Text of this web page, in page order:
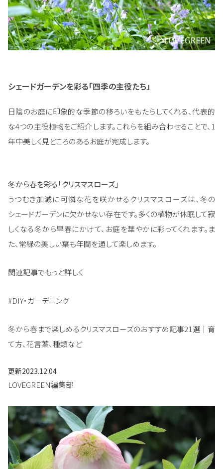
シェードガーデンを彩る「四季の主役たち」
日陰のお庭に印象的な季節の移ろいをもたらしてくれる、代表的
な4つの主役植物をご紹介します。これらを組み合わせることで、1
年中美しく見どころのあるお庭が完成します。
冬から春を彩る「クリスマスローズ」
うつむき加減に可憐な花を咲かせるクリスマスローズは、冬の
シェードガーデンに欠かせない存在です。多くの植物が休眠して寂
しくなる冬から早春にかけて、お庭を華やかに彩ってくれます。ま
た、常緑の美しい葉も年間を通して楽しめます。
関連記事でもっと詳しく
#DIY・ガーデニング
冬から春まで楽しめるクリスマスローズのおすすめ記事21選｜育
て方、花言葉、種類など
更新2023.12.04
LOVEGREEN編集部